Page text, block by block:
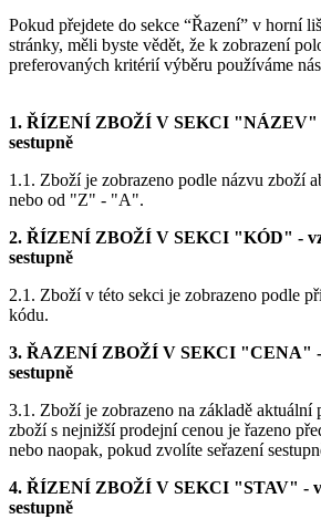
preferovaných kritérií výběru používáme
1.1. Zboží je zobrazeno podle názvu zboží
2. ŘÍZENÍ ZBOŽÍ V SEKCI "KÓD" -
2.1. Zboží v této sekci je zobrazeno podle
3. ŘAZENÍ ZBOŽÍ V SEKCI "CENA" -
3.1. Zboží je zobrazeno na základě aktuální
nebo naopak, pokud zvolíte seřazení
4. ŘÍZENÍ ZBOŽÍ V SEKCI "STAV" -
4.1. Zboží v této sekci je řazeno tak, že na